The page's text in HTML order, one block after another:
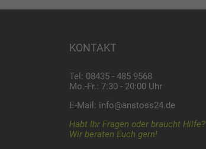
KONTAKT
Tel: 08435 - 485 9568
Mo.-Fr.: 7:30 - 20:00 Uhr
E-Mail: info@anstoss24.de
Habt Ihr Fragen oder braucht Hilfe?
Wir beraten Euch gern!